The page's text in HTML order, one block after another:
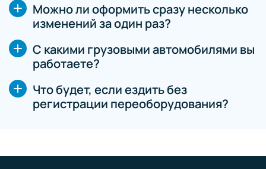
Можно ли оформить сразу несколько
изменений за один раз?
С какими грузовыми автомобилями вы
работаете?
Что будет, если ездить без
регистрации переоборудования?